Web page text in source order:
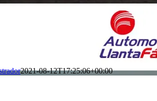
2021-08-12T17:25:06+00:00